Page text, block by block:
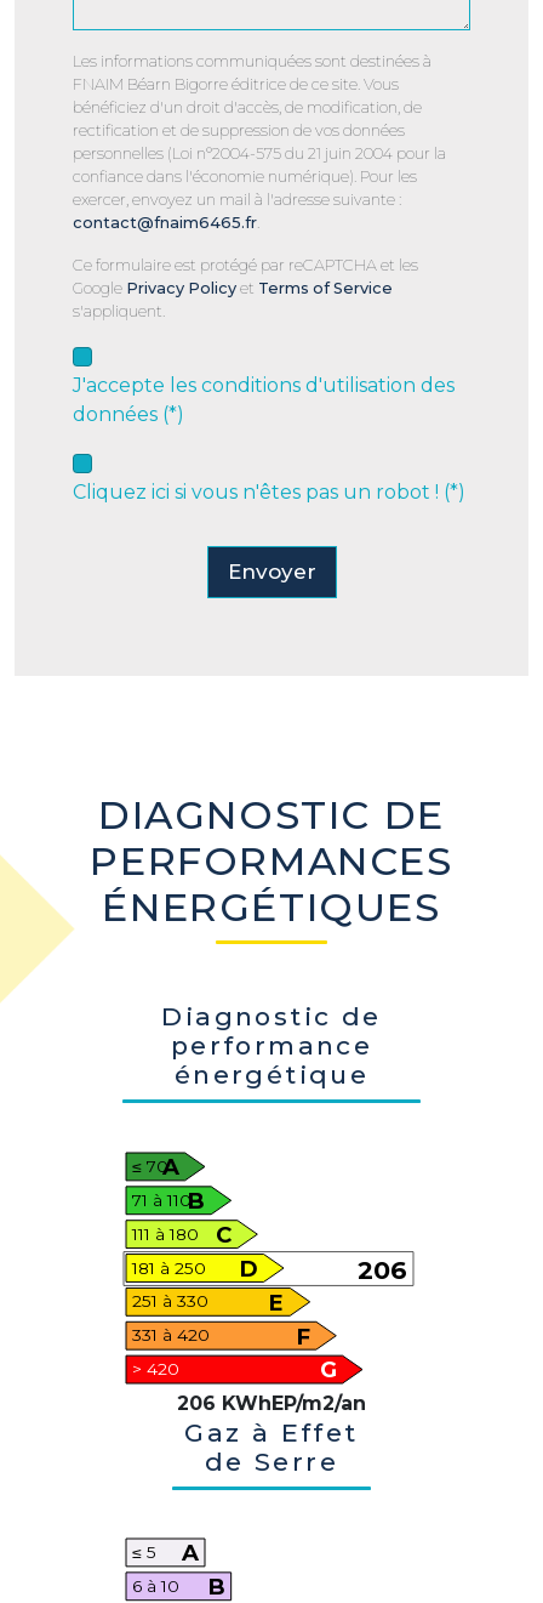
Les informations communiquées sont destinées à
FNAIM Béarn Bigorre éditrice de ce site. Vous
bénéficiez d'un droit d'accès, de modification, de
rectification et de suppression de vos données
personnelles (Loi n°2004-575 du 21 juin 2004 pour la
confiance dans l'économie numérique). Pour les
exercer, envoyez un mail à l'adresse suivante :
contact@fnaim6465.fr
Ce formulaire est protégé par reCAPTCHA et les
Google Privacy Policy et Terms of Service
s'appliquent.
J'accepte les conditions d'utilisation des
données (*)
Cliquez ici si vous n'êtes pas un robot ! (*)
Envoyer
DIAGNOSTIC DE
PERFORMANCES
ÉNERGÉTIQUES
Diagnostic de
performance
énergétique
A
≤ 70
B
71 à 110
C
111 à 180
206
D
181 à 250
E
251 à 330
F
331 à 420
G
> 420
206 KWhEP/m2/an
Gaz à Effet
de Serre
A
≤ 5
B
6 à 10